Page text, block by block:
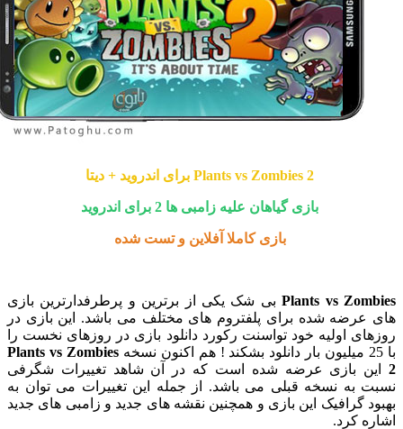
بازی گیاهان علیه زامبی ها 2 برای اندروید
بازی کاملا آفلاین و تست شده
Plants vsبی شک یکی از برترین و پرطرفدارترین بازی
شده برای پلفتروم های مختلف می باشد. این بازی در
اولیه خود تواسنت رکورد دانلود بازی در روزهای نخست را
Plants vs Zombies
بازی عرضه شده است که در آن شاهد تغییرات شگرفی
به نسخه قبلی می باشد. از جمله این تغییرات می توان به
گرافیک این بازی و همچنین نقشه های جدید و زامبی های جدید
کرد.